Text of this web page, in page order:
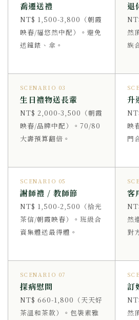
喬遷送禮
NT$ 1,500-3,800（朝霞
映春/福悠然中配）。避免
送鐘錶、傘。
退
然
族
SCENARIO 03
生日禮物送長輩
NT$ 2,000-3,500（朝霞
映春/品牌中配）。70/80
大壽預算翻倍。
升
映
門
SCENARIO 05
謝師禮 / 教師節
NT$ 1,500-2,500（拾光
茶信/朝霞映春）。班級合
資集體送最得體。
客
然
對
SCENARIO 07
探病慰問
NT$ 660-1,800（天天好
茶溫和茶款）。包裝素雅
訂
然